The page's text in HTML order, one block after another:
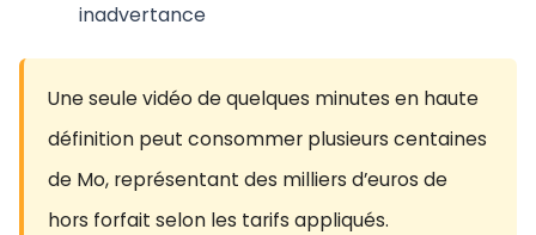
inadvertance
Une seule vidéo de quelques minutes en haute
définition peut consommer plusieurs centaines
de Mo, représentant des milliers d’euros de
hors forfait selon les tarifs appliqués.